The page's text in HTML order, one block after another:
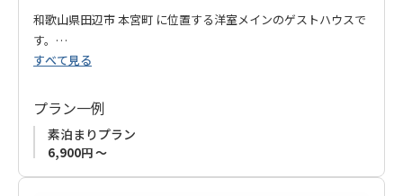
和歌山県田辺市 本宮町 に位置する洋室メインのゲストハウスで
す。
するお宿です。
オーナーは徒歩圏内で一棟貸切の「
も運営。
すべて見る
プラン一例
素泊まりプラン
6,900円 ～